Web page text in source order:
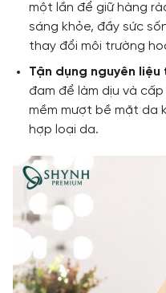
một lần để giữ hàng
sáng khỏe, đầy sức
thay đổi môi trường
Tận dụng nguyên liệu
đam để làm dịu và
mềm mượt bề mặt da
hợp loại da.